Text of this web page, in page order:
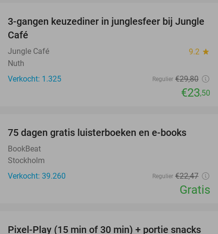
21%
3-gangen keuzediner in junglesfeer bij Jungle
Café
Jungle Café 9.2 star
Nuth
Verkocht: 1.325
Regulier €29,80
€23,50
75 dagen gratis luisterboeken en e-books
BookBeat
Stockholm
Verkocht: 39.260
Regulier €22,47
Gratis
Pixel-Play (15 min of 30 min) + portie snacks